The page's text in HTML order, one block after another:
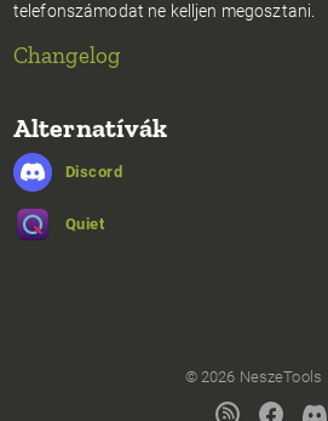
telefonszámodat ne kelljen megosztani.
Changelog
Alternatívák
Discord
Quiet
© 2026 NeszeTools